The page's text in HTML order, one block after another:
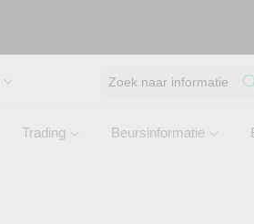
Trading Beursinformatie
Zoek naar informatie